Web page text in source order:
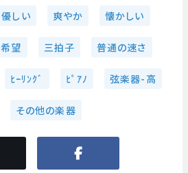
優しい 爽やか 懐かしい
希望 三拍子 普通の速さ
ﾋｰﾘﾝｸﾞ ﾋﾟｱﾉ 弦楽器-高
その他の楽器